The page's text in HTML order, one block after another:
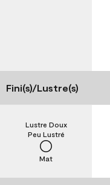
Fini(s)/Lustre(s)
Mat
Peu Lustré
Lustre Doux